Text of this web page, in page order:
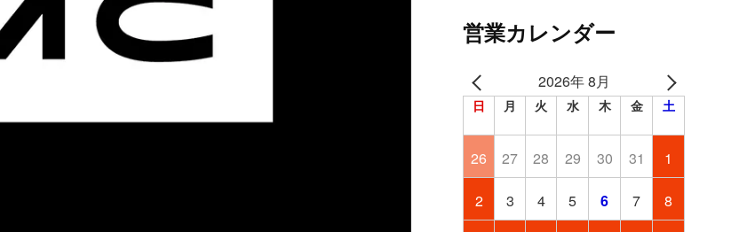
営業カレンダー
2026年 8月
日 月 火 水 木 金 土
26 27 28 29 30 31 1
2 3 4 5 6 7 8